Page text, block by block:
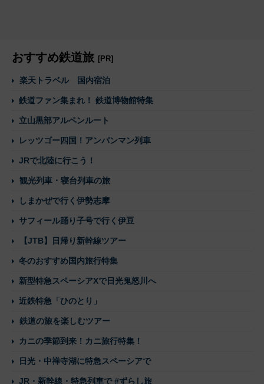
おすすめ鉄道旅 [PR]
楽天トラベル 国内宿泊
鉄道ファン集まれ！ 鉄道博物館特集
立山黒部アルペンルート
レッツゴー四国！アンパンマン列車
JRで北陸に行こう！
観光列車・寝台列車の旅
しまかぜで行く伊勢志摩
サフィール踊り子号で行く伊豆
【JTB】日帰り新幹線ツアー
冬のおすすめ国内旅行特集
新型特急スペーシアXで日光鬼怒川へ
近鉄特急「ひのとり」
鉄道の旅を楽しむツアー
カニの季節到来！カニ旅行特集！
日光・中禅寺湖に特急スペーシアで
JR・新幹線・特急列車で #ずらし旅